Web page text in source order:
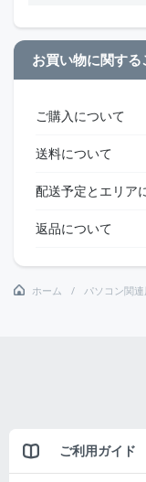
お買い物に関する
ご購入について
送料について
配送予定とエリア
返品について
ホーム パソコン関
ご利用ガイド